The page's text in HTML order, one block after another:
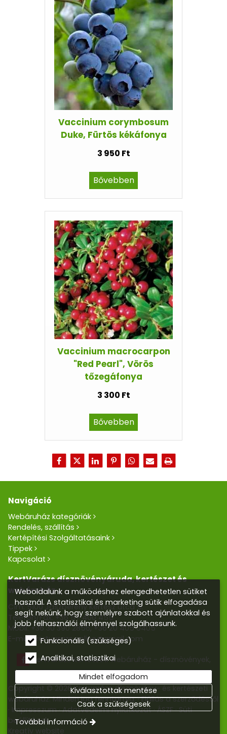
Vaccinium corymbosum
Duke, Fürtös kékáfonya
3 950 Ft
Bővebben
Vaccinium macrocarpon
"Red Pearl", Vörös
tőzegáfonya
3 300 Ft
Bővebben
Navigáció
Webáruház kategóriák
Rendelés, szállítás
Kertépítési Szolgáltatásaink
Tippek
Kapcsolat
KertVarázs dísznövényáruda, kertészet és
webáruház
Cím: 5100 Jászberény Kertész utca 5.
Telefon/Fax: +36 57 400 455
Mobil:+36 30 390 2856,+36 20 405 0405
E-mail:kertvarazs.online@gmail.com
Kertvarázs Kertészeti webáruház - dísznövények,
kerti tó, öntözőrendszerek
Copyright © 2026 Kertvarázs dísznövény- és kertészeti
webáruház. Minden jog fenntartva. Elállás a szerződéstől
Impresszum Adatvédelmi nyilatkozat ÁSZF Süti
beállítások
Kreatív website
Weboldalunk a működéshez elengedhetetlen sütiket
használ. A statisztikai és marketing sütik elfogadása
segít nekünk, hogy személyre szabott ajánlatokkal és
jobb felhasználói élménnyel szolgálhassunk.
Funkcionális (szükséges)
Analitikai, statisztikai
Mindet elfogadom
Kiválasztottak mentése
Csak a szükségesek
További információ